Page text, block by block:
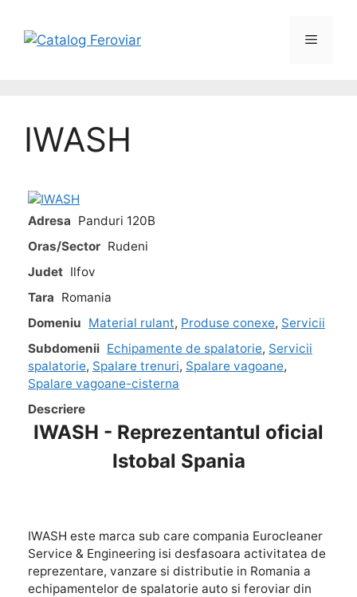
content
Menu
IWASH
Adresa Panduri 120B
Oras/Sector Rudeni
Judet Ilfov
Tara Romania
Domeniu Material rulant, Produse conexe, Servicii
Subdomenii Echipamente de spalatorie, Servicii
spalatorie, Spalare trenuri, Spalare vagoane,
Spalare vagoane-cisterna
Descriere
IWASH - Reprezentantul oficial
Istobal Spania
IWASH este marca sub care compania Eurocleaner
Service & Engineering isi desfasoara activitatea de
reprezentare, vanzare si distributie in Romania a
echipamentelor de spalatorie auto si feroviar din